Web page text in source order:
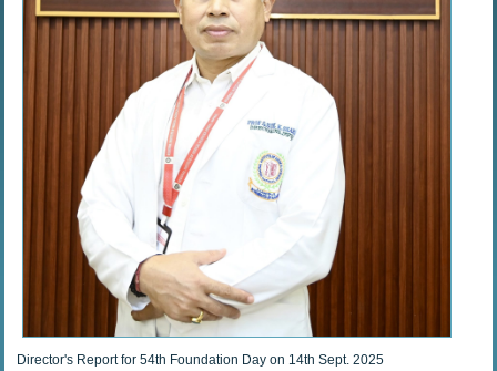
Director's Report for 54th Foundation Day on 14th Sept. 2025